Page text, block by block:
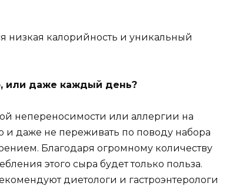
низкая калорийность и уникальный
или даже каждый день?
непереносимости или аллергии на
и даже не переживать по поводу набора
Благодаря огромному количеству
этого сыра будет только польза.
диетологи и гастроэнтерологи